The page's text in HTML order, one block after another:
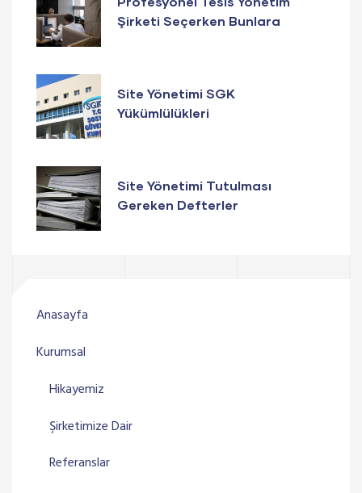
Şirketi Seçerken Bunlara
Site Yönetimi SGK
Yükümlülükleri
Site Yönetimi Tutulması
Gereken Defterler
Anasayfa
Kurumsal
Hikayemiz
Şirketimize Dair
Referanslar